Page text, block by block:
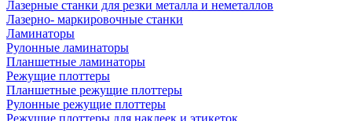
Лазерные станки для резки металла и неметаллов
Лазерно- маркировочные станки
Ламинаторы
Рулонные ламинаторы
Планшетные ламинаторы
Режущие плоттеры
Планшетные режущие плоттеры
Рулонные режущие плоттеры
Режущие плоттеры для наклеек и этикеток